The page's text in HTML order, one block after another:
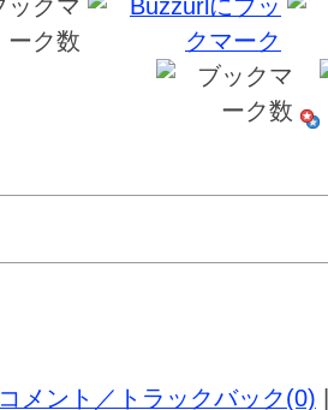
コメント／トラックバック(0)